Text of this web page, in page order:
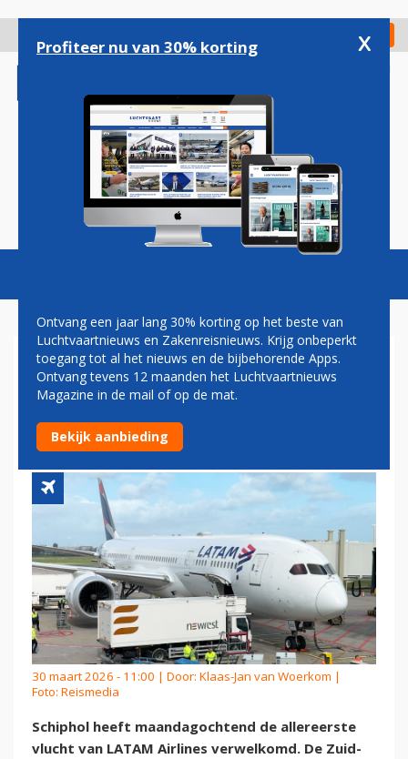
gaan
Check in
Magazine Podcasts Vacatures
LATAM AIRLINES SLAAT
VLEUGELS UIT MET EERSTE
VLUCHT NAAR SCHIPHOL
30 maart 2026 - 11:00 | Door: Klaas-Jan van Woerkom |
Foto: Reismedia
Schiphol heeft maandagochtend de allereerste
vlucht van LATAM Airlines verwelkomd. De Zuid-
Profiteer nu van 30% korting x
Ontvang een jaar lang 30% korting op het beste van
Luchtvaartnieuws en Zakenreisnieuws. Krijg onbeperkt
toegang tot al het nieuws en de bijbehorende Apps.
Ontvang tevens 12 maanden het Luchtvaartnieuws
Magazine in de mail of op de mat.
Bekijk aanbieding